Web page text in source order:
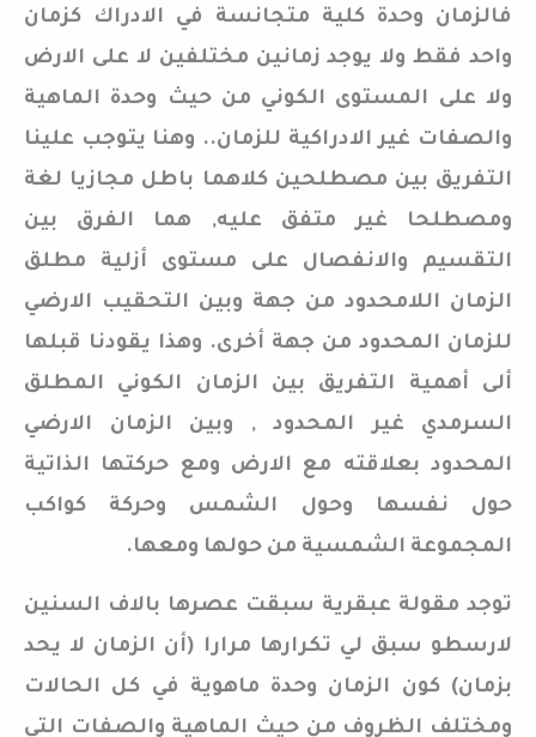
فالزمان وحدة كلية متجانسة في الادراك كزمان
واحد فقط ولا يوجد زمانين مختلفين لا على الارض
ولا على المستوى الكوني من حيث وحدة الماهية
والصفات غير الادراكية للزمان.. وهنا يتوجب علينا
التفريق بين مصطلحين كلاهما باطل مجازيا لغة
ومصطلحا غير متفق عليه, هما الفرق بين
التقسيم والانفصال على مستوى أزلية مطلق
الزمان اللامحدود من جهة وبين التحقيب الارضي
للزمان المحدود من جهة أخرى. وهذا يقودنا قبلها
ألى أهمية التفريق بين الزمان الكوني المطلق
السرمدي غير المحدود , وبين الزمان الارضي
المحدود بعلاقته مع الارض ومع حركتها الذاتية
حول نفسها وحول الشمس وحركة كواكب
المجموعة الشمسية من حولها ومعها.
توجد مقولة عبقرية سبقت عصرها بالاف السنين
لارسطو سبق لي تكرارها مرارا (أن الزمان لا يحد
بزمان) كون الزمان وحدة ماهوية في كل الحالات
ومختلف الظروف من حيث الماهية والصفات التي